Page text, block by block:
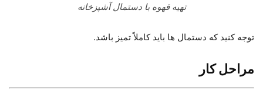
تهیه قهوه با دستمال آشپزخانه
توجه کنید که دستمال ها باید کاملاً تمیز باشد.
مراحل کار